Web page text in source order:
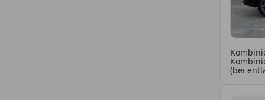
(bei